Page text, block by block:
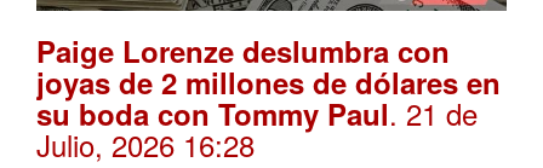
Paige Lorenze deslumbra con
joyas de 2 millones de dólares en
su boda con Tommy Paul. 21 de
Julio, 2026 16:28